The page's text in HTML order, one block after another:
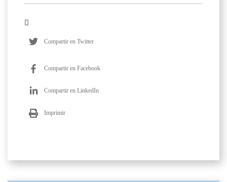
Compartir en Twitter
Compartir en Facebook
Compartir en LinkedIn
Imprimir